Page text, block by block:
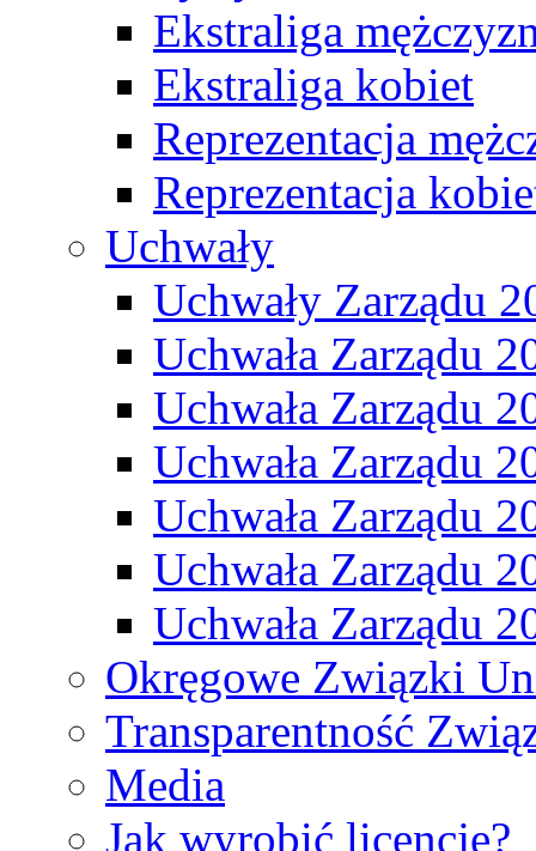
Ekstraliga
Ekstraliga kobiet
Reprezentacja
Reprezentacja
Uchwały
Uchwały Zarządu
Uchwała Zarządu
Uchwała Zarządu
Uchwała Zarządu
Uchwała Zarządu
Uchwała Zarządu
Uchwała Zarządu
Okręgowe Związki
Transparentność
Media
Jak wyrobić licencję?